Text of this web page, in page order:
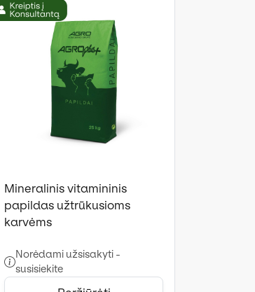
Mineralinis vitamininis
papildas užtrūkusioms
karvėms
Norėdami užsisakyti -
susisiekite